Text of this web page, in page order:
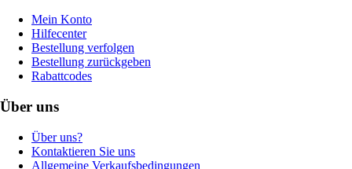
Mein Konto
Hilfecenter
Bestellung verfolgen
Bestellung zurückgeben
Rabattcodes
Über uns
Über uns?
Kontaktieren Sie uns
Allgemeine Verkaufsbedingungen